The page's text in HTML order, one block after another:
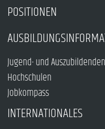
POSITIONEN
Jugend- und
Hochschulen
Jobkompass
INTERNATIONALES